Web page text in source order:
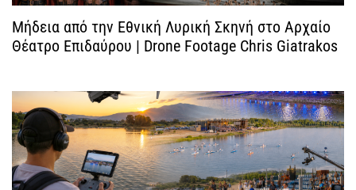
η
ά
ρ
θ
ρ
Μήδεια από την Εθνική Λυρική Σκηνή στο Αρχαίο
Θέατρο Επιδαύρου | Drone Footage Chris Giatrakos